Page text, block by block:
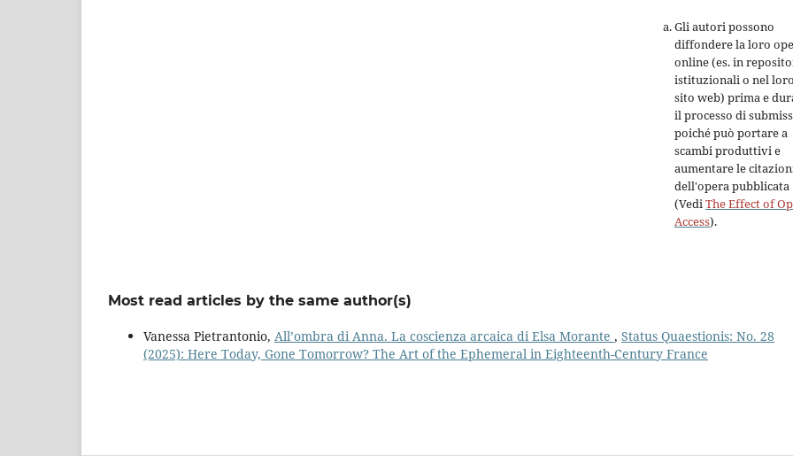
Gli autori possono
diffondere la loro
online (es. in
istituzionali o nel loro
sito web) prima e
il processo di
poiché può portare a
scambi produttivi e
aumentare le
dell'opera pubblicata
(VediThe Effect of
Access).
Most read articles by the same author(s)
Vanessa Pietrantonio, All’ombra di Anna. La coscienza arcaica di Elsa Morante , Status Quaestionis: No. 28
(2025): Here Today, Gone Tomorrow? The Art of the Ephemeral in Eighteenth-Century France